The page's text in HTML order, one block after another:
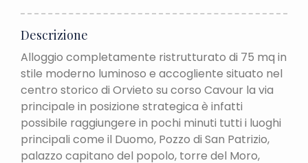
Descrizione
Alloggio completamente ristrutturato di 75 mq in
stile moderno luminoso e accogliente situato nel
centro storico di Orvieto su corso Cavour la via
principale in posizione strategica è infatti
possibile raggiungere in pochi minuti tutti i luoghi
principali come il Duomo, Pozzo di San Patrizio,
palazzo capitano del popolo, torre del Moro,